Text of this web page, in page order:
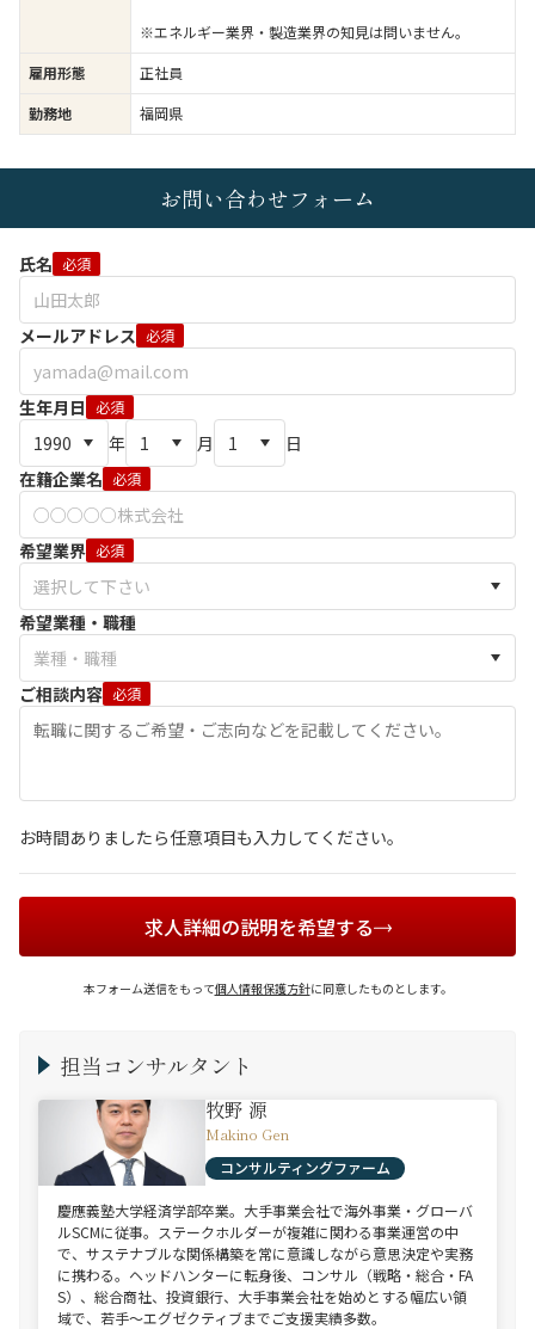
※エネルギー業界・製造業界の知見は問いません。
雇用形態
正社員
勤務地
福岡県
お問い合わせフォーム
氏名 必須
メールアドレス 必須
生年月日 必須
年 月
日
在籍企業名 必須
希望業界 必須
希望業種・職種
ご相談内容 必須
お時間ありましたら任意項目も入力してください。
求人詳細の説明を希望する
本フォーム送信をもって個人情報保護方針に同意したものとします。
担当コンサルタント
牧野 源
Makino Gen
コンサルティングファーム
慶應義塾大学経済学部卒業。大手事業会社で海外事業・グローバ
ルSCMに従事。ステークホルダーが複雑に関わる事業運営の中
で、サステナブルな関係構築を常に意識しながら意思決定や実務
に携わる。ヘッドハンターに転身後、コンサル（戦略・総合・FA
S）、総合商社、投資銀行、大手事業会社を始めとする幅広い領
域で、若手～エグゼクティブまでご支援実績多数。